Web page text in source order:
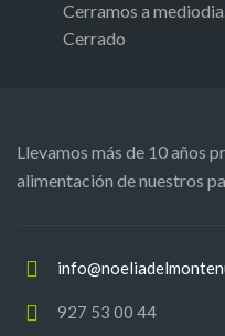
Cerramos a
Cerrado
Llevamos más de 10 años
alimentación de nuestros
927 53 00 44